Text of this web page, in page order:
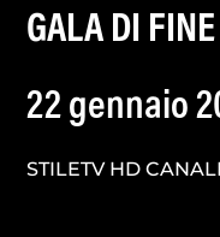
GALA DI
22 gennaio
STILETV HD